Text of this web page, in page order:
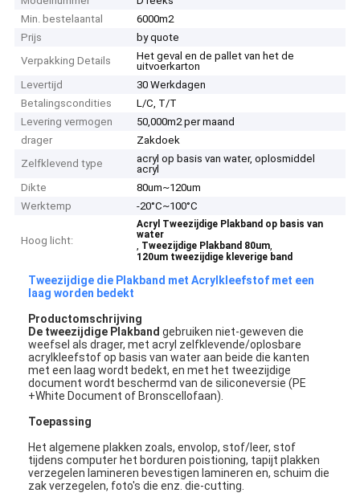
Min. bestelaantal
6000m2
Prijs
by quote
Verpakking Details
Het geval en de pallet van het de
uitvoerkarton
Levertijd
30 Werkdagen
Betalingscondities
L/C, T/T
Levering vermogen
50,000m2 per maand
drager
Zakdoek
Zelfklevend type
acryl op basis van water, oplosmiddel
acryl
Dikte
80um~120um
Werktemp
-20°C~100°C
Hoog licht:
Acryl Tweezijdige Plakband op basis van
water
, Tweezijdige Plakband 80um,
120um tweezijdige kleverige band
Tweezijdige die Plakband met Acrylkleefstof met een
laag worden bedekt
Productomschrijving
De tweezijdige Plakband gebruiken niet-geweven die
weefsel als drager, met acryl zelfklevende/oplosbare
acrylkleefstof op basis van water aan beide die kanten
met een laag wordt bedekt, en met het tweezijdige
document wordt beschermd van de siliconeversie (PE
+White Document of Bronscellofaan).
Toepassing
Het algemene plakken zoals, envolop, stof/leer, stof
tijdens computer het borduren poistioning, tapijt plakken
verzegelen lamineren bevestigen lamineren en, schuim die
zak verzegelen, foto's die enz. die-cutting.